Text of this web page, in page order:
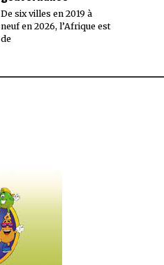
De six villes en 2019 à
neuf en 2026, l’Afrique est
de